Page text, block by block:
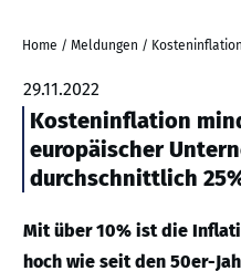
Home / Meldungen /
29.11.2022
Kosteninflation
europäischer
durchschnittlich
Mit über 10% ist die
hoch wie seit den 50er-